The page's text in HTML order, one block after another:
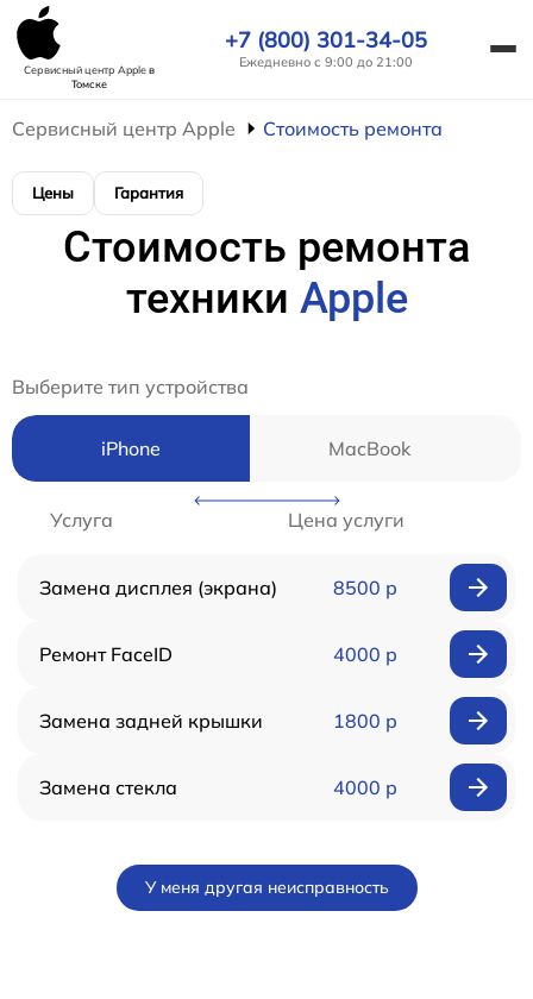
Сервисный центр Appleв
Томске
+7 (800) 301-34-05
Ежедневно с 9:00 до 21:00
Сервисный центр Apple Стоимость ремонта
Цены Гарантия
Стоимость ремонта
техники Apple
Выберите тип устройства
iPhone MacBook
Услуга Цена услуги
Замена дисплея (экрана) 8500 р
Ремонт FaceID 4000 р
Замена задней крышки 1800 р
Замена стекла 4000 р
У меня другая неисправность